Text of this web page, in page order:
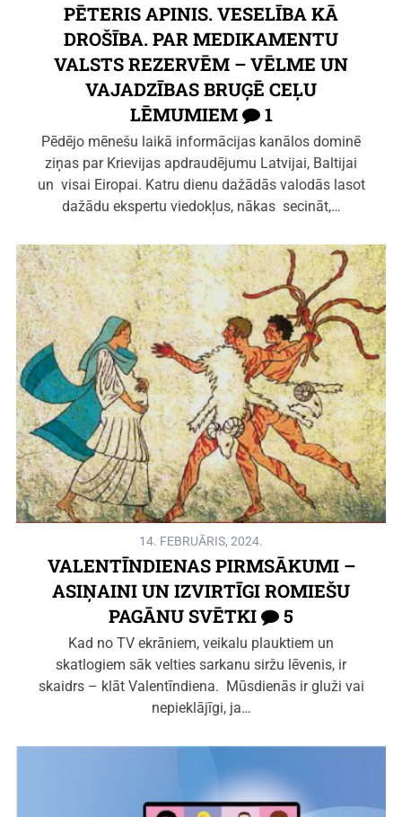
PĒTERIS APINIS. VESELĪBA KĀ
DROŠĪBA. PAR MEDIKAMENTU
VALSTS REZERVĒM – VĒLME UN
VAJADZĪBAS BRUĢĒ CEĻU
LĒMUMIEM
1
Pēdējo mēnešu laikā informācijas kanālos dominē
ziņas par Krievijas apdraudējumu Latvijai, Baltijai
un visai Eiropai. Katru dienu dažādās valodās lasot
dažādu ekspertu viedokļus, nākas secināt,…
14. FEBRUĀRIS, 2024.
VALENTĪNDIENAS PIRMSĀKUMI –
ASIŅAINI UN IZVIRTĪGI ROMIEŠU
PAGĀNU SVĒTKI
5
Kad no TV ekrāniem, veikalu plauktiem un
skatlogiem sāk velties sarkanu siržu lēvenis, ir
skaidrs – klāt Valentīndiena. Mūsdienās ir gluži vai
nepieklājīgi, ja…